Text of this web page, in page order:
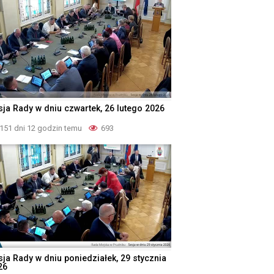
Rady w dniu czwartek, 26 lutego 2026
151 dni 12 godzin temu 693
Rady w dniu poniedziałek, 29 stycznia